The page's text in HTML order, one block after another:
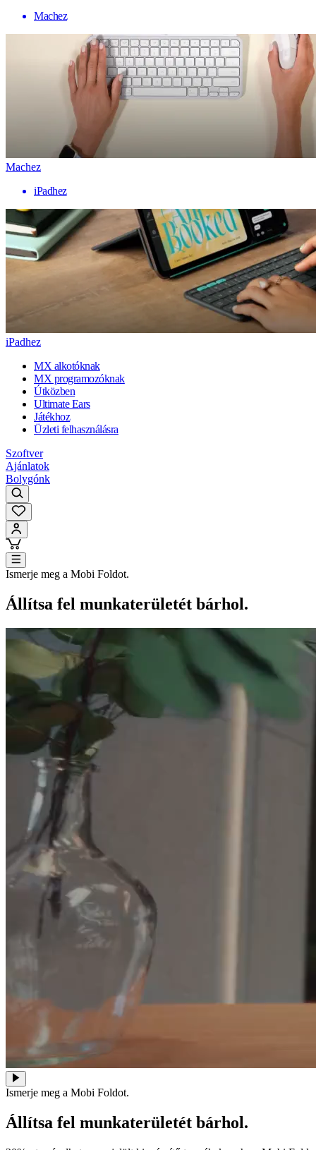
Machez
Machez
iPadhez
iPadhez
MX alkotóknak
MX programozóknak
Útközben
Ultimate Ears
Játékhoz
Üzleti felhasználásra
Szoftver
Ajánlatok
Bolygónk
Ismerje meg a Mobi Foldot.
Állítsa fel munkaterületét bárhol.
Ismerje meg a Mobi Foldot.
Állítsa fel munkaterületét bárhol.